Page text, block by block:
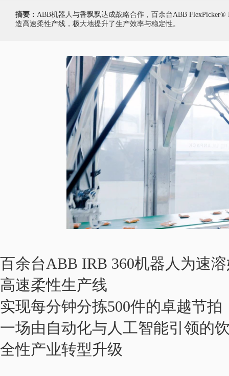
摘要： ABB机器人与香飘飘达成战略合作，百余台ABB
造高速柔性产线，极大地提升了生产效率与稳定性。
百余台ABB IRB 360机器人为速
高速柔性生产线
实现每分钟分拣500件的卓越节
一场由自动化与人工智能引领的
全性产业转型升级